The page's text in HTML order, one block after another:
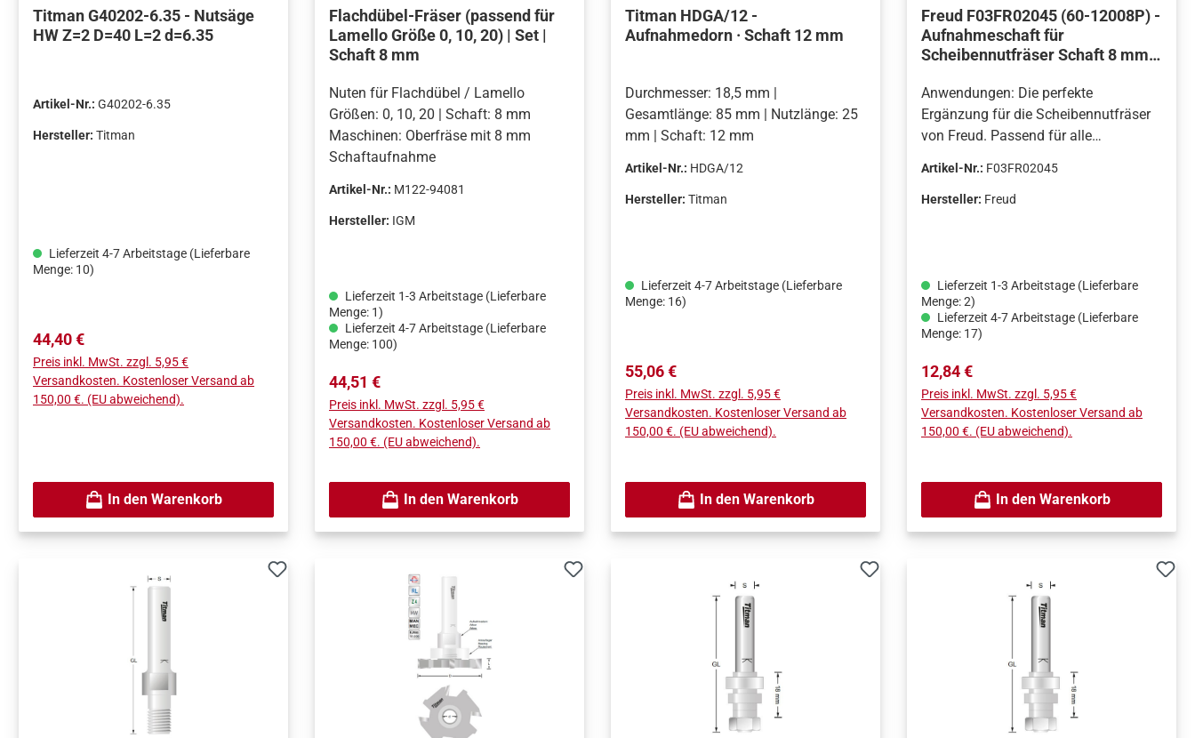
Titman G40202-6.35 - Nutsäge
HW Z=2 D=40 L=2 d=6.35
Artikel-Nr.: G40202-6.35
Hersteller: Titman
Lieferzeit 4-7 Arbeitstage (Lieferbare
Menge: 10)
Regulärer Preis:
44,40 €
Preis inkl. MwSt. zzgl. 5,95 €
Versandkosten. Kostenloser Versand ab
150,00 €. (EU abweichend).
In den Warenkorb
Flachdübel-Fräser (passend für
Lamello Größe 0, 10, 20) | Set |
Schaft 8 mm
Nuten für Flachdübel / Lamello
Größen: 0, 10, 20 | Schaft: 8 mm
Maschinen: Oberfräse mit 8 mm
Schaftaufnahme
Artikel-Nr.: M122-94081
Hersteller: IGM
Lieferzeit 1-3 Arbeitstage (Lieferbare
Menge: 1)
Lieferzeit 4-7 Arbeitstage (Lieferbare
Menge: 100)
Regulärer Preis:
44,51 €
Preis inkl. MwSt. zzgl. 5,95 €
Versandkosten. Kostenloser Versand ab
150,00 €. (EU abweichend).
In den Warenkorb
Titman HDGA/12 -
Aufnahmedorn · Schaft 12 mm
Durchmesser: 18,5 mm |
Gesamtlänge: 85 mm | Nutzlänge: 25
mm | Schaft: 12 mm
Artikel-Nr.: HDGA/12
Hersteller: Titman
Lieferzeit 4-7 Arbeitstage (Lieferbare
Menge: 16)
Regulärer Preis:
55,06 €
Preis inkl. MwSt. zzgl. 5,95 €
Versandkosten. Kostenloser Versand ab
150,00 €. (EU abweichend).
In den Warenkorb
Freud F03FR02045 (60-12008P) -
Aufnahmeschaft für
Scheibennutfräser Schaft 8 mm
Anwendungen: Die perfekte
Ergänzung für die Scheibennutfräser
von Freud. Passend für alle
Bohrung.|Maschinen: Handoberfräsen
und Frästische.
Artikel-Nr.: F03FR02045
Hersteller: Freud
Lieferzeit 1-3 Arbeitstage (Lieferbare
Menge: 2)
Lieferzeit 4-7 Arbeitstage (Lieferbare
Menge: 17)
Regulärer Preis:
12,84 €
Preis inkl. MwSt. zzgl. 5,95 €
Versandkosten. Kostenloser Versand ab
150,00 €. (EU abweichend).
In den Warenkorb